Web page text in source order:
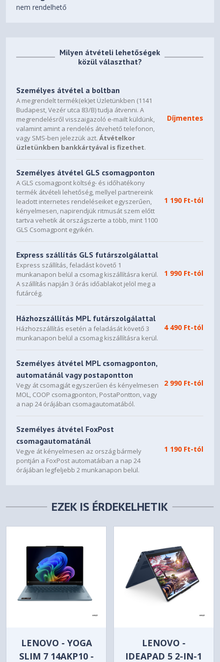
65W USB-C® Slim (2-pin, Wall-
DESIGN
Display
14" WUXGA (1920x1200)
OLED 600nits (peak) / 400nits
(typical) Glossy / Anti-
fingerprint, 100% DCI-P3,
60Hz, Dolby Vision®, TÜV Low
Blue Light, DisplayHDR™ True
Black 500, Glass, Touch
Touchscreen OGM, 10-point Multi-touch
Color Calibration None
Keyboard
Touchpad
Buttonless glass-like Mylar®
surface multi-touch touchpad,
supports Precision TouchPad
(PTP), 75 x 120 mm (2.95 x
Case Color Seashell
Surface Treatment
Aluminium Stamping (Anodized
with Sandblasting)
Case Material
Aluminium (Top), Aluminium
(Bottom)
Lenovo® Yoga® Pen
Dimensions (WxDxH)
317 x 228 x 15.45 mm (12.48
Weight
Starting at 1.38 kg (3.04 lbs)
Windows® 11 Home,
CONNECTIVITY
WLAN + Bluetooth
Wi-Fi® 7, 802.11be 2x2 +
BT5.4
1x USB-A (USB 5Gbps / USB
nem rendelhető
Milyen átvételi lehetőségek
közül választhat?
Személyes átvétel a boltban
A megrendelt termék(ek)et Üzletünkben (1141
Budapest, Vezér utca 83/B) tudja átvenni. A
megrendelésről visszaigazoló e-mailt küldünk,
valamint amint a rendelés átvehető telefonon,
vagy SMS-ben jelezzük azt.Átvételkor
üzletünkben bankkártyával is fizethet.
Díjmentes
Személyes átvétel GLS csomagponton
A GLS csomagpont költség- és időhatékony
termék átvételi lehetőség, mellyel partnereink
leadott internetes rendeléseiket egyszerűen,
kényelmesen, napirendjük ritmusát szem előtt
tartva vehetik át országszerte a több, mint 1100
GLS Csomagpont egyikén.
1 190 Ft-tól
Express szállítás GLS futárszolgálattal
Express szállítás, feladást követő 1
munkanapon belül a csomag kiszállításra kerül.
A szállítás napján 3 órás időablakot jelöl meg a
futárcég.
1 990 Ft-tól
Házhozszállítás MPL futárszolgálattal
Házhozszállítás esetén a feladását követő 3
munkanapon belül a csomag kiszállításra kerül.
4 490 Ft-tól
Személyes átvétel MPL csomagponton,
automatánál vagy postapontton
Vegy át csomagját egyszerűen és kényelmesen
MOL, COOP csomagponton, PostaPontton, vagy
a nap 24 órájában csomagautomatából.
2 990 Ft-tól
Személyes átvétel FoxPost
csomagautomatánál
Vegye át kényelmesen az ország bármely
pontján a FoxPost automatáiban a nap 24
órájában legfeljebb 2 munkanapon belül.
1 190 Ft-tól
EZEK IS ÉRDEKELHETIK
LENOVO - YOGA
SLIM 7 14AKP10 -
LENOVO -
IDEAPAD 5 2-IN-1